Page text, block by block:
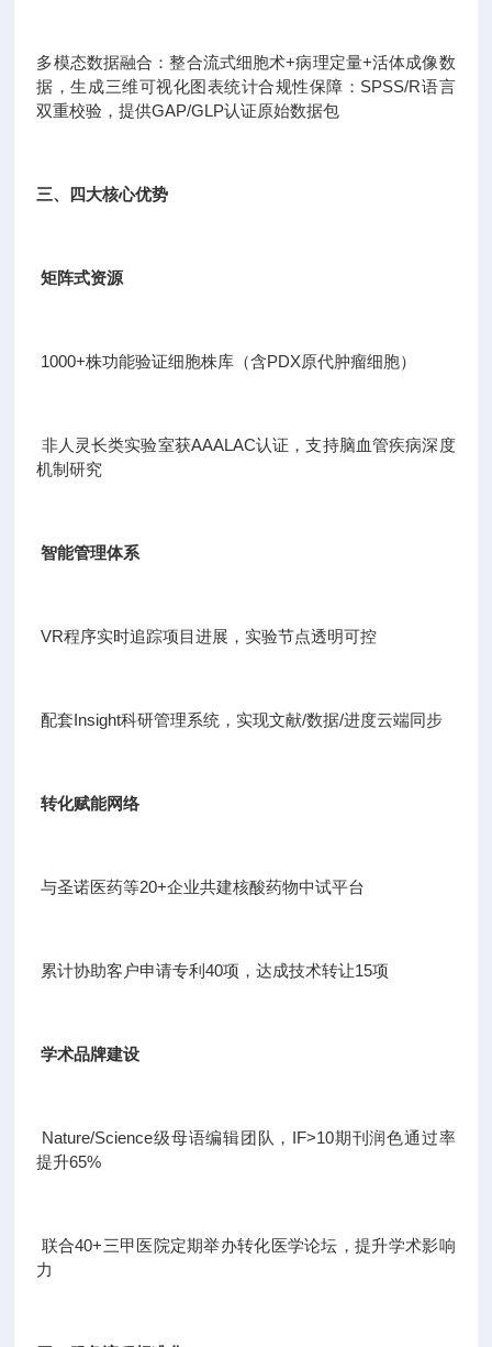
多模态数据融合：整合流式细胞术+病理定量+活体成像数
据，生成三维可视化图表统计合规性保障：SPSS/R语言
双重校验，提供GAP/GLP认证原始数据包
三、四大核心优势
矩阵式资源
1000+株功能验证细胞株库（含PDX原代肿瘤细胞）
非人灵长类实验室获AAALAC认证，支持脑血管疾病深度
机制研究
智能管理体系
VR程序实时追踪项目进展，实验节点透明可控
配套Insight科研管理系统，实现文献/数据/进度云端同步
转化赋能网络
与圣诺医药等20+企业共建核酸药物中试平台
累计协助客户申请专利40项，达成技术转让15项
学术品牌建设
Nature/Science级母语编辑团队，IF>10期刊润色通过率
提升65%
联合40+三甲医院定期举办转化医学论坛，提升学术影响
力